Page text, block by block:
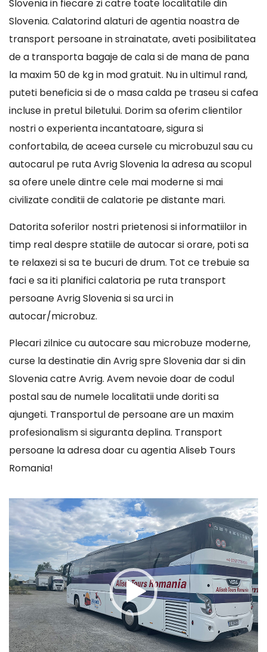
Slovenia in fiecare zi catre toate localitatile din
Slovenia. Calatorind alaturi de agentia noastra de
transport persoane in strainatate, aveti posibilitatea
de a transporta bagaje de cala si de mana de pana
la maxim 50 de kg in mod gratuit. Nu in ultimul rand,
puteti beneficia si de o masa calda pe traseu si cafea
incluse in pretul biletului. Dorim sa oferim clientilor
nostri o experienta incantatoare, sigura si
confortabila, de aceea cursele cu microbuzul sau cu
autocarul pe ruta Avrig Slovenia la adresa au scopul
sa ofere unele dintre cele mai moderne si mai
civilizate conditii de calatorie pe distante mari.
Datorita soferilor nostri prietenosi si informatiilor in
timp real despre statiile de autocar si orare, poti sa
te relaxezi si sa te bucuri de drum. Tot ce trebuie sa
faci e sa iti planifici calatoria pe ruta transport
persoane Avrig Slovenia si sa urci in
autocar/microbuz.
Plecari zilnice cu autocare sau microbuze moderne,
curse la destinatie din Avrig spre Slovenia dar si din
Slovenia catre Avrig. Avem nevoie doar de codul
postal sau de numele localitatii unde doriti sa
ajungeti. Transportul de persoane are un maxim
profesionalism si siguranta deplina. Transport
persoane la adresa doar cu agentia Aliseb Tours
Romania!
Player
video